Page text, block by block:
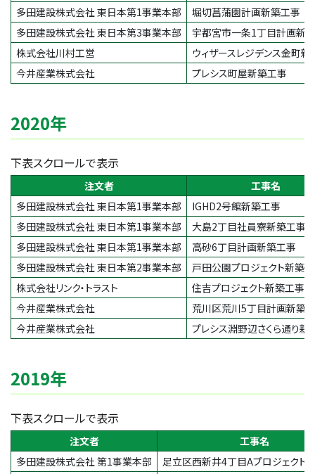
多田建設株式会社 東日本第1事業本部
堀切菖蒲園計画新築工事
多田建設株式会社 東日本第3事業本部
宇都宮市一条1丁目計画新
株式会社川村工営
ウィザースレジデンス金町
今井産業株式会社
プレシス町屋新築工事
2020年
下表スクロールで表示
注文者
工事名
多田建設株式会社 東日本第1事業本部
IGHD2号館新築工事
多田建設株式会社 東日本第1事業本部
大島2丁目社員寮新築工事
多田建設株式会社 東日本第1事業本部
高砂6丁目計画新築工事
多田建設株式会社 東日本第2事業本部
戸田公園プロジェクト新築
株式会社リンク・トラスト
住吉プロジェクト新築工事
今井産業株式会社
荒川区荒川5丁目計画新築
今井産業株式会社
プレシス淵野辺さくら通り新
2019年
下表スクロールで表示
注文者
工事名
多田建設株式会社 第1事業本部
足立区西新井4丁目Aプロジェクト